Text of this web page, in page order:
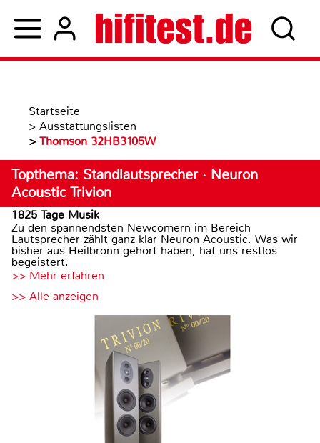
Startseite
> Ausstattungslisten
> Thomson 32HB3105W
Topthema: Standlautsprecher · Neuron
Acoustic Trivion
1825 Tage Musik
Zu den spannendsten Newcomern im Bereich
Lautsprecher zählt ganz klar Neuron Acoustic. Was wir
bisher aus Heilbronn gehört haben, hat uns restlos
begeistert.
>> Mehr erfahren
>> Alle anzeigen